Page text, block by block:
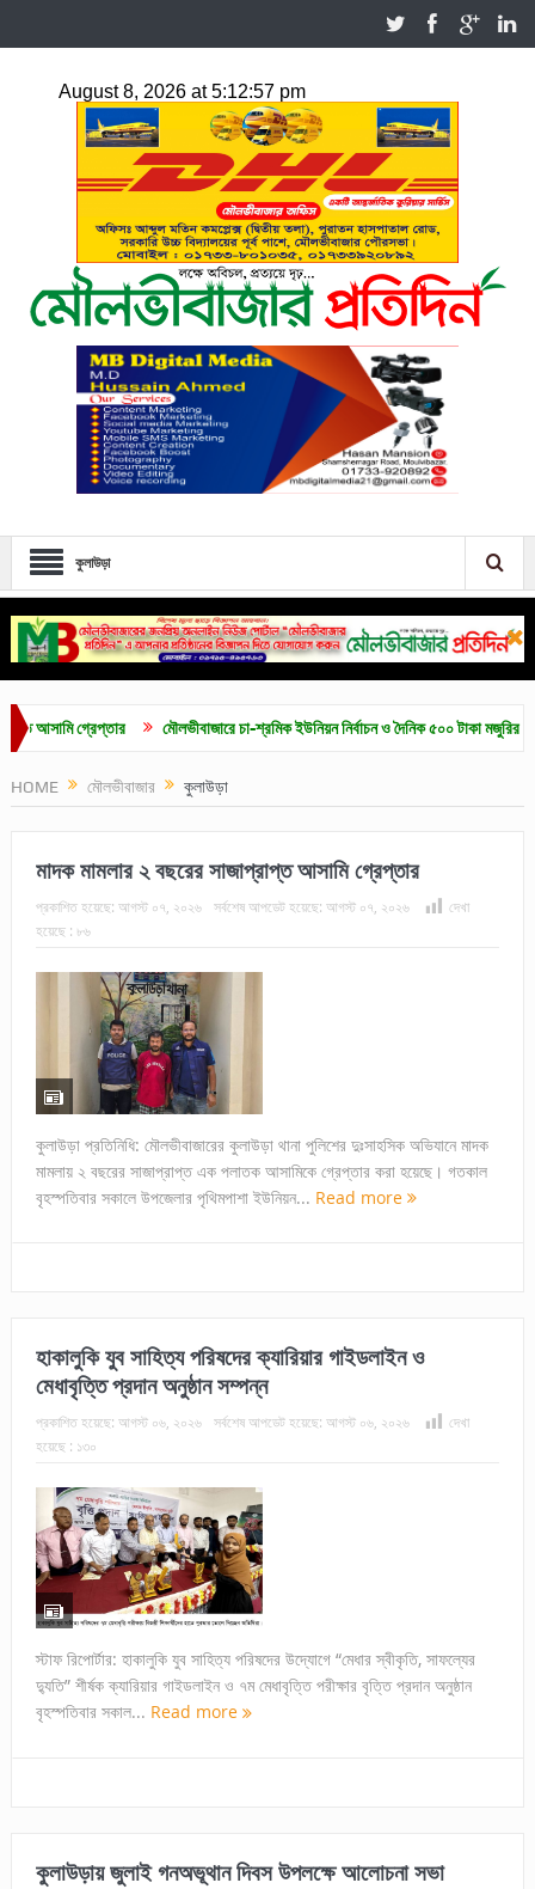
কুলাউড়া
মৌলভীবাজারে চা-শ্রমিক ইউনিয়ন নির্বাচন ও দৈনিক ৫০০ টাকা মজুরির দাবিতে সমাবেশ ও
HOME মৌলভীবাজার কুলাউড়া
মাদক মামলার ২ বছরের সাজাপ্রাপ্ত আসামি গ্রেপ্তার
প্রকাশিত হয়েছে: আগস্ট ০৭, ২০২৬ সর্বশেষ আপডেট হয়েছে: আগস্ট ০৭, ২০২৬
দেখা
হয়েছে : ৮৬
কুলাউড়া প্রতিনিধি: মৌলভীবাজারের কুলাউড়া থানা পুলিশের দুঃসাহসিক অভিযানে মাদক
মামলায় ২ বছরের সাজাপ্রাপ্ত এক পলাতক আসামিকে গ্রেপ্তার করা হয়েছে। গতকাল
বৃহস্পতিবার সকালে উপজেলার পৃথিমপাশা ইউনিয়ন... Read more
হাকালুকি যুব সাহিত্য পরিষদের ক্যারিয়ার গাইডলাইন ও
মেধাবৃত্তি প্রদান অনুষ্ঠান সম্পন্ন
প্রকাশিত হয়েছে: আগস্ট ০৬, ২০২৬ সর্বশেষ আপডেট হয়েছে: আগস্ট ০৬, ২০২৬
দেখা
হয়েছে : ১৩০
স্টাফ রিপোর্টার: হাকালুকি যুব সাহিত্য পরিষদের উদ্যোগে “মেধার স্বীকৃতি, সাফল্যের
দ্যুতি” শীর্ষক ক্যারিয়ার গাইডলাইন ও ৭ম মেধাবৃত্তি পরীক্ষার বৃত্তি প্রদান অনুষ্ঠান
বৃহস্পতিবার সকাল... Read more
কুলাউড়ায় জুলাই গনঅভূথান দিবস উপলক্ষে আলোচনা সভা